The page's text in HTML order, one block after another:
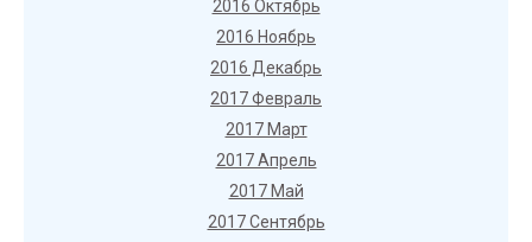
2016 Октябрь
2016 Ноябрь
2016 Декабрь
2017 Февраль
2017 Март
2017 Апрель
2017 Май
2017 Сентябрь